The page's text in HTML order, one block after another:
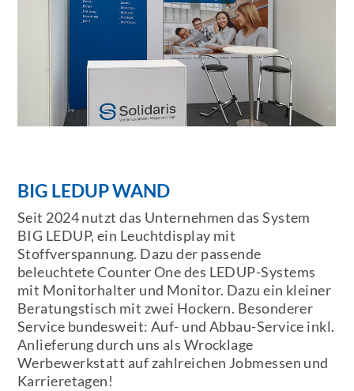
BIG LEDUP WAND
Seit 2024 nutzt das Unternehmen das System
BIG LEDUP, ein Leuchtdisplay mit
Stoffverspannung. Dazu der passende
beleuchtete Counter One des LEDUP-Systems
mit Monitorhalter und Monitor. Dazu ein kleiner
Beratungstisch mit zwei Hockern. Besonderer
Service bundesweit: Auf- und Abbau-Service inkl.
Anlieferung durch uns als Wrocklage
Werbewerkstatt auf zahlreichen Jobmessen und
Karrieretagen!